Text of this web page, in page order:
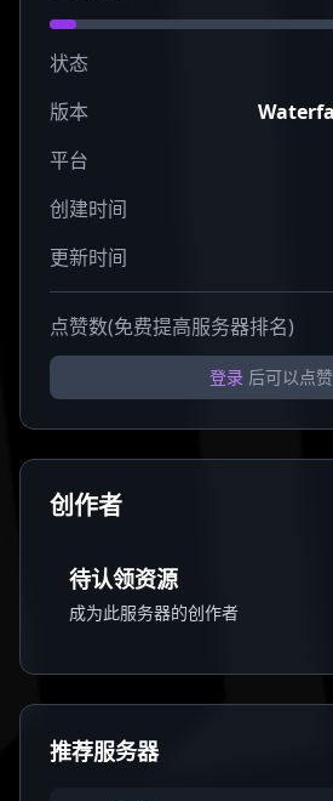
状态
版本
平台
创建时间
更新时间
点赞数(免费提高服务器排名)
登录 后可以点赞
创作者
待认领资源
成为此服务器的创作者
推荐服务器